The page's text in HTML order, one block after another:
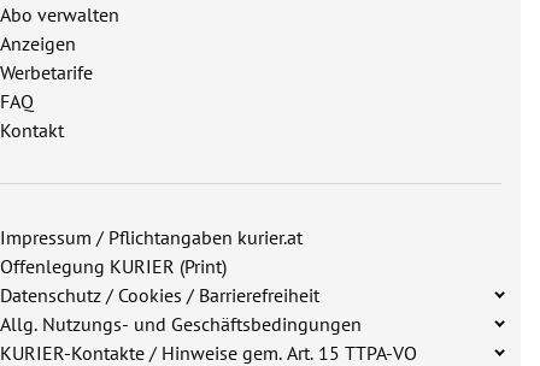
Abo verwalten
Anzeigen
Werbetarife
FAQ
Kontakt
Impressum / Pflichtangaben kurier.at
Offenlegung KURIER (Print)
Datenschutz / Cookies / Barrierefreiheit
Allg. Nutzungs- und Geschäftsbedingungen
KURIER-Kontakte / Hinweise gem. Art. 15 TTPA-VO